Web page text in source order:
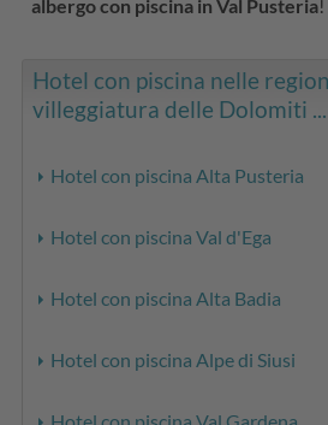
albergo con piscina in Val Pusteria!
Hotel con piscina nelle
villeggiatura delle Dolomiti ...
Hotel con piscina Alta Pusteria
Hotel con piscina Val d'Ega
Hotel con piscina Alta Badia
Hotel con piscina Alpe di Siusi